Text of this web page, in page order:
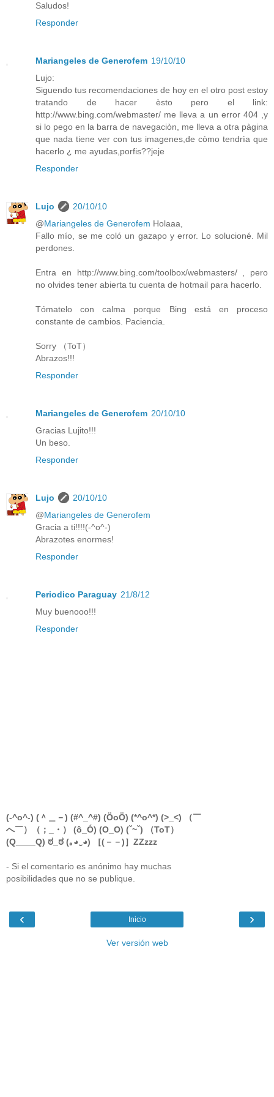
Saludos!
Responder
Mariangeles de Generofem 19/10/10
Lujo:
Siguendo tus recomendaciones de hoy en el otro post estoy
tratando de hacer èsto pero el link:
http://www.bing.com/webmaster/ me lleva a un error 404 ,y
si lo pego en la barra de navegaciòn, me lleva a otra pàgina
que nada tiene ver con tus imagenes,de còmo tendrìa que
hacerlo ¿ me ayudas,porfis??jeje
Responder
Lujo
20/10/10
@Mariangeles de Generofem Holaaa,
Fallo mío, se me coló un gazapo y error. Lo solucioné. Mil
perdones.
Entra en http://www.bing.com/toolbox/webmasters/ , pero
no olvides tener abierta tu cuenta de hotmail para hacerlo.
Tómatelo con calma porque Bing está en proceso
constante de cambios. Paciencia.
Sorry （ToT）
Abrazos!!!
Responder
Mariangeles de Generofem 20/10/10
Gracias Lujito!!!
Un beso.
Responder
Lujo
20/10/10
@Mariangeles de Generofem
Gracia a ti!!!!(-^o^-)
Abrazotes enormes!
Responder
Periodico Paraguay 21/8/12
Muy buenooo!!!
Responder
(-^o^-) (＾＿－) (#^_^#) (ÖoÖ) (*^o^*) (>_<) （￣
へ￣）（；_・） (ô_Ó) (O_O) (ˇ~ˇ) （ToT）
(Q____Q) ಠ_ಠ (｡◕‿◕) ［(－－)］ZZzzz
- Si el comentario es anónimo hay muchas
posibilidades que no se publique.
‹ ›
Inicio
Ver versión web